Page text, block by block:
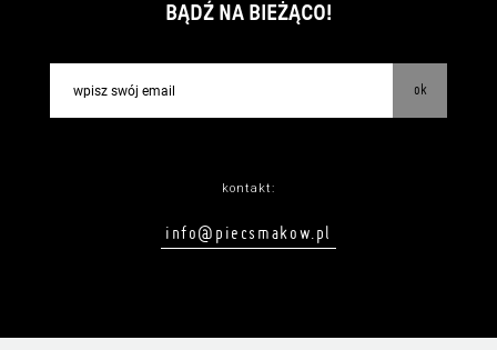
BĄDŹ NA BIEŻĄCO!
ok
kontakt:
info@piecsmakow.pl